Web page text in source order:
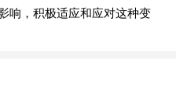
响，积极适应和应对这种变